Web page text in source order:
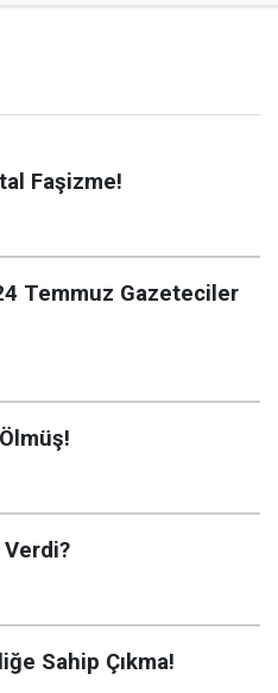
Faşizme!
Temmuz Gazeteciler
Verdi?
Sahip Çıkma!